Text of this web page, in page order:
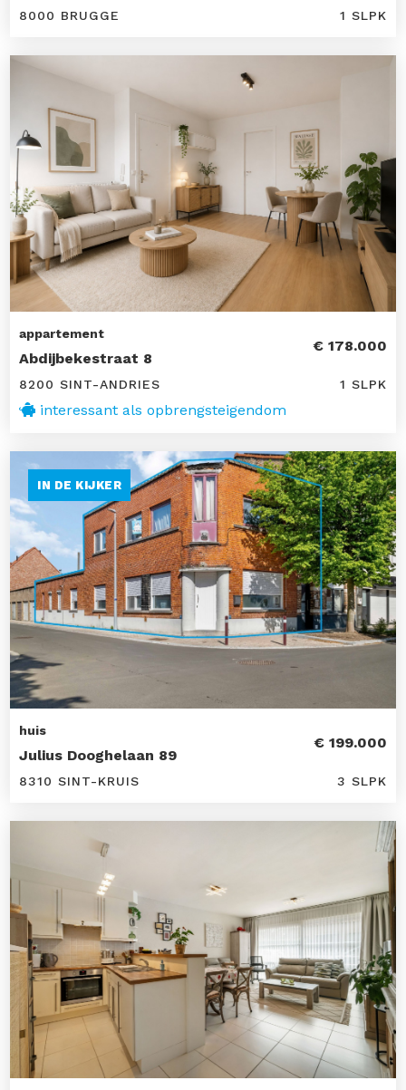
8000 BRUGGE 1 SLPK
appartement
Abdijbekestraat 8
€ 178.000
8200 SINT-ANDRIES 1 SLPK
interessant als opbrengsteigendom
IN DE KIJKER
huis
Julius Dooghelaan 89
€ 199.000
8310 SINT-KRUIS 3 SLPK